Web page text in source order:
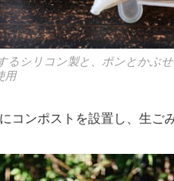
るシリコン製と、ポンとかぶ
用
コンポストを設置し、生ご